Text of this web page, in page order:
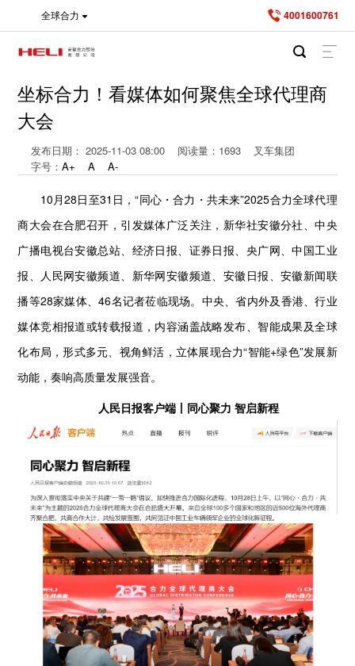
全球合力 4001600761
坐标合力！看媒体如何聚焦全球代理商
大会
发布日期： 2025-11-03 08:00 阅读量： 1693
叉车集团
字号： A+ A A-
10月28日至31日，“同心・合力・共未来”2025合力全球代理
商大会在合肥召开，引发媒体广泛关注，新华社安徽分社、中央
广播电视台安徽总站、经济日报、证券日报、央广网、中国工业
报、人民网安徽频道、新华网安徽频道、安徽日报、安徽新闻联
播等28家媒体、46名记者莅临现场。中央、省内外及香港、行业
媒体竞相报道或转载报道，内容涵盖战略发布、智能成果及全球
化布局，形式多元、视角鲜活，立体展现合力“智能+绿色”发展新
动能，奏响高质量发展强音。
人民日报客户端丨同心聚力 智启新程